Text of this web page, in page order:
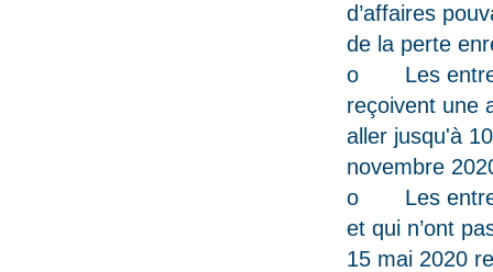
d’affaires
de la perte
o Les
reçoivent une
aller jusqu'à
novembre
o Les
et qui n’ont
15 mai 2020